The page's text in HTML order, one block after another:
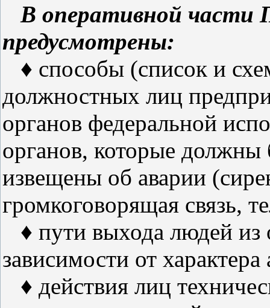
В оперативной
предусмотрены:
♦ способы (список и
должностных лиц
органов федеральной
органов, которые должны
извещены об аварии
громкоговорящая связь,
♦ пути выхода людей из
зависимости от
♦ действия лиц